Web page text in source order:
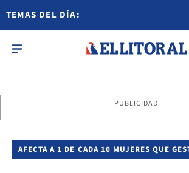
TEMAS DEL DÍA:
PUBLICIDAD
AFECTA A 1 DE CADA 10 MUJERES QUE